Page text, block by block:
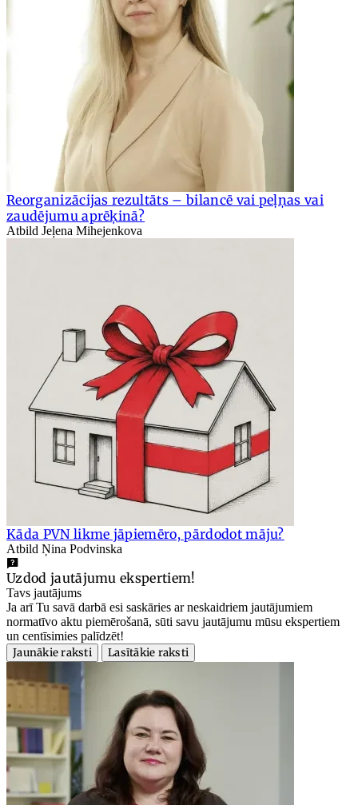
Reorganizācijas rezultāts – bilancē vai peļņas vai
zaudējumu aprēķinā?
Atbild Jeļena Mihejenkova
Kāda PVN likme jāpiemēro, pārdodot māju?
Atbild Ņina Podvinska
Uzdod jautājumu ekspertiem!
Tavs jautājums
Ja arī Tu savā darbā esi saskāries ar neskaidriem jautājumiem
normatīvo aktu piemērošanā, sūti savu jautājumu mūsu ekspertiem
un centīsimies palīdzēt!
Jaunākie raksti
Lasītākie raksti